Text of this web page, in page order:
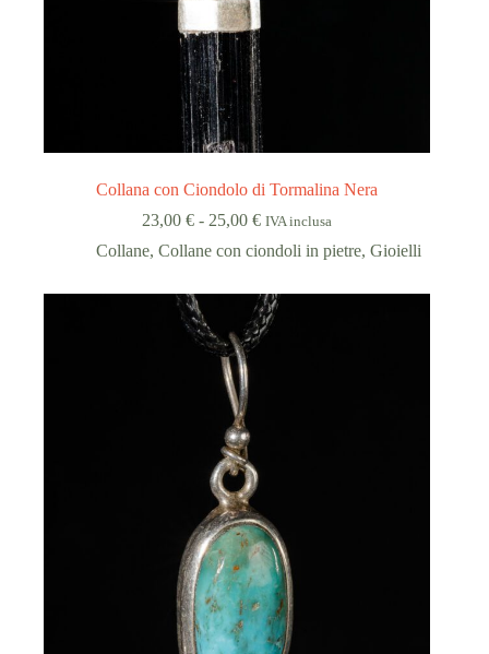
Collana con Ciondolo di Tormalina Nera
23,00€ - 25,00€Fascia
prezzo:
23,00 €
a
25,00 €
IVA inclusa
Collane,Collane con ciondoli in pietre,Gioielli